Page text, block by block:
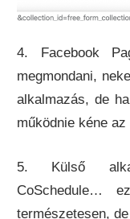
4. Facebook
megmondani,
alkalmazás, de
működnie kéne
5. Külső
CoSchedule…
természetesen,